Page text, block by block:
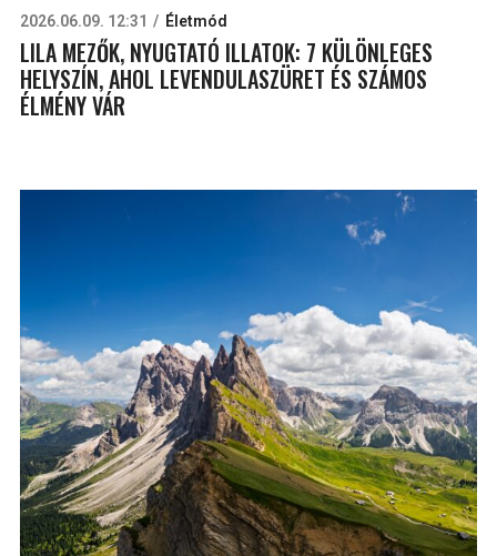
2026.06.09. 12:31 Életmód
LILA MEZŐK, NYUGTATÓ ILLATOK: 7 KÜLÖNLEGES
HELYSZÍN, AHOL LEVENDULASZÜRET ÉS SZÁMOS
ÉLMÉNY VÁR